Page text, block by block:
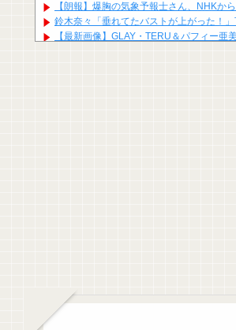
【朗報】爆胸の気象予報士さん、NHKか
鈴木奈々「垂れてたバストが上がった！」
【最新画像】GLAY・TERU＆パフィー亜